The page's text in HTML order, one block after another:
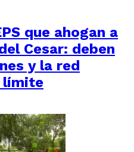
que ahogan a
Cesar: deben
y la red
límite